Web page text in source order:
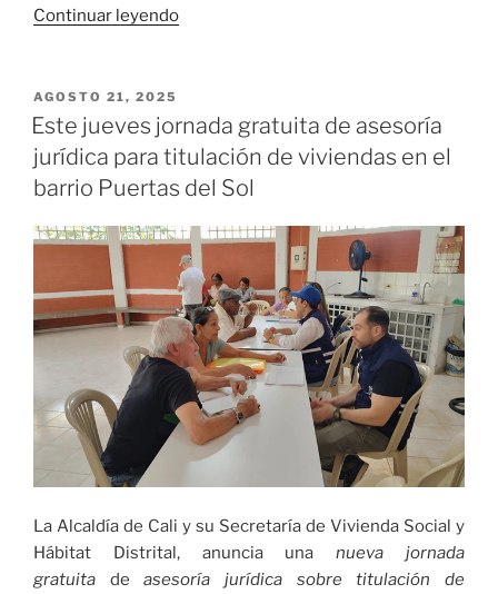
Continuar leyendo««Los
ser
espacios
seguros
e
inclusivos
para
todos”,
GM
Hoteles»
PUBLICADO
EL
AGOSTO 21, 2025
Este jueves jornada gratuita de asesoría
jurídica para titulación de viviendas en el
barrio Puertas del Sol
La Alcaldía de Cali y su Secretaría de Vivienda Social y
Hábitat Distrital, anuncia unanueva jornada
gratuita deasesoría jurídica sobre titulación de